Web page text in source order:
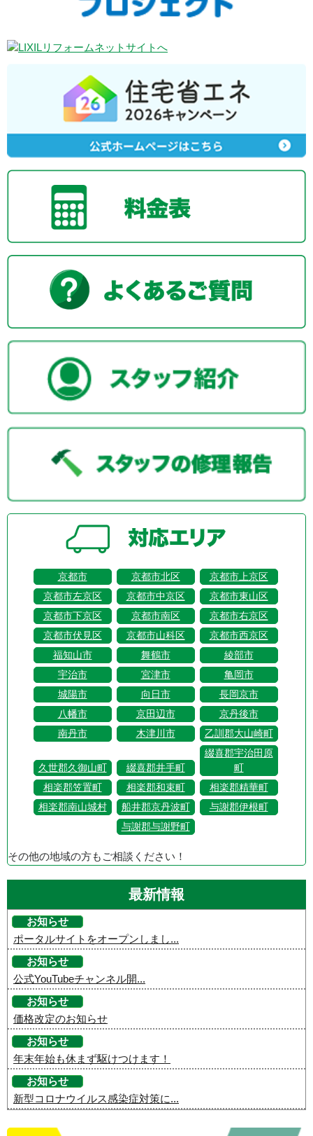
京都市 京都市北区
京都市上京区
京都市左京区
京都市中京区
京都市東山区
京都市下京区
京都市南区
京都市右京区
京都市伏見区
京都市山科区
京都市西京区
福知山市
舞鶴市
綾部市
宇治市
宮津市
亀岡市
城陽市
向日市
長岡京市
八幡市
京田辺市
京丹後市
南丹市
木津川市 乙訓郡大山崎町
久世郡久御山町 綴喜郡井手町
綴喜郡宇治田原
町
相楽郡笠置町
相楽郡和束町
相楽郡精華町
相楽郡南山城村
船井郡京丹波町
与謝郡伊根町
与謝郡与謝野町
その他の地域の方もご相談ください！
最新情報
お知らせ
ポータルサイトをオープンしまし...
お知らせ
公式YouTubeチャンネル開...
お知らせ
価格改定のお知らせ
お知らせ
年末年始も休まず駆けつけます！
お知らせ
新型コロナウイルス感染症対策に...